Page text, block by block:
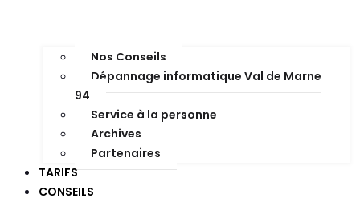
Nos Conseils
Dépannage informatique Val de Marne
94
Service à la personne
Archives
Partenaires
TARIFS
CONSEILS